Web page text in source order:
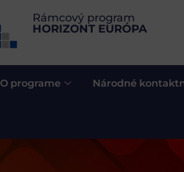
Rámcový program
HORIZONT EURÓPA
O programe Národné